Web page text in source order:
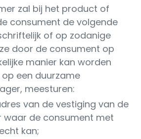
zal bij het product of
consument de volgende
of op zodanige
door de consument op
manier kan worden
een duurzame
meesturen:
van de vestiging van de
waar de consument met
kan;